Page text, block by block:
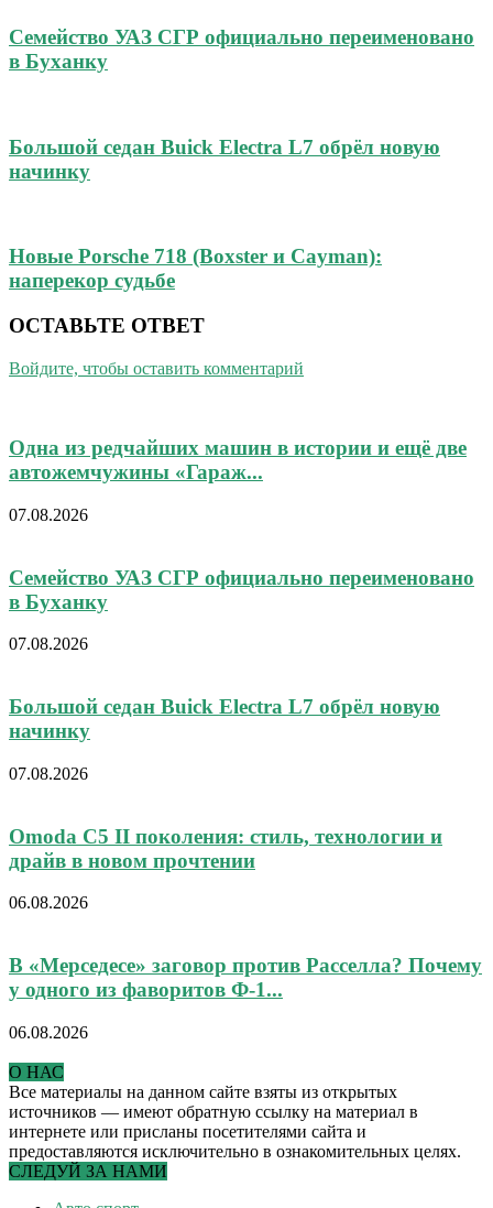
Семейство УАЗ СГР официально переименовано
в Буханку
Большой седан Buick Electra L7 обрёл новую
начинку
Новые Porsche 718 (Boxster и Cayman):
наперекор судьбе
ОСТАВЬТЕ ОТВЕТ
Войдите, чтобы оставить комментарий
Одна из редчайших машин в истории и ещё две
автожемчужины «Гараж...
07.08.2026
Семейство УАЗ СГР официально переименовано
в Буханку
07.08.2026
Большой седан Buick Electra L7 обрёл новую
начинку
07.08.2026
Omoda C5 II поколения: стиль, технологии и
драйв в новом прочтении
06.08.2026
В «Мерседесе» заговор против Расселла? Почему
у одного из фаворитов Ф-1...
06.08.2026
О НАС
Все материалы на данном сайте взяты из открытых
источников — имеют обратную ссылку на материал в
интернете или присланы посетителями сайта и
предоставляются исключительно в ознакомительных целях.
СЛЕДУЙ ЗА НАМИ